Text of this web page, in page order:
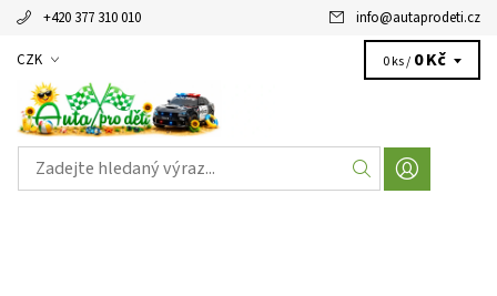
+420 377 310 010 info@autaprodeti.cz
CZK 0 ks / 0 Kč